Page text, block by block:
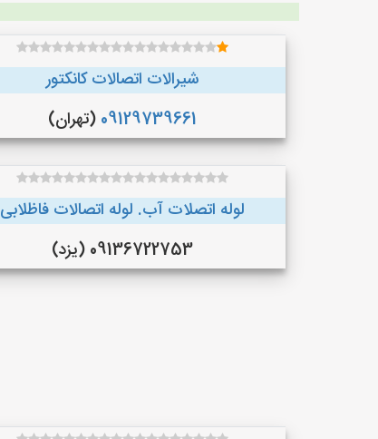
شیرالات اتصالات کانکتور
09129739661 (تهران)
لوله اتصلات آب. لوله اتصالات فاظلابی
09136722753 (یزد)